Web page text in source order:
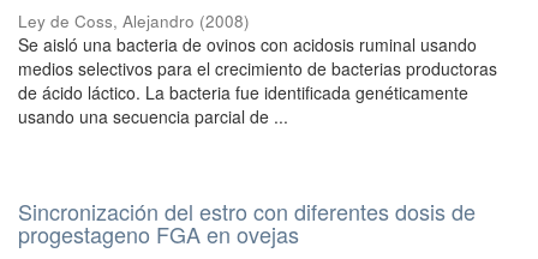
Ley de Coss, Alejandro (2008)
Se aisló una bacteria de ovinos con acidosis ruminal usando
medios selectivos para el crecimiento de bacterias productoras
de ácido láctico. La bacteria fue identificada genéticamente
usando una secuencia parcial de ...
Sincronización del estro con diferentes dosis de
progestageno FGA en ovejas